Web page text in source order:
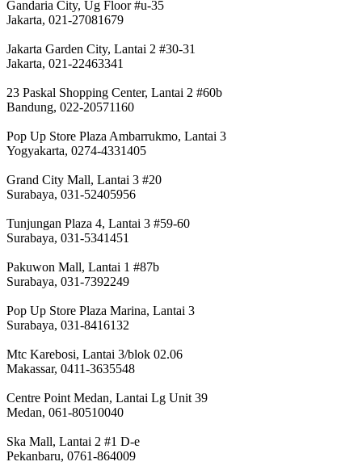
Gandaria City, Ug Floor #u-35
Jakarta, 021-27081679
Jakarta Garden City, Lantai 2 #30-31
Jakarta, 021-22463341
23 Paskal Shopping Center, Lantai 2 #60b
Bandung, 022-20571160
Pop Up Store Plaza Ambarrukmo, Lantai 3
Yogyakarta, 0274-4331405
Grand City Mall, Lantai 3 #20
Surabaya, 031-52405956
Tunjungan Plaza 4, Lantai 3 #59-60
Surabaya, 031-5341451
Pakuwon Mall, Lantai 1 #87b
Surabaya, 031-7392249
Pop Up Store Plaza Marina, Lantai 3
Surabaya, 031-8416132
Mtc Karebosi, Lantai 3/blok 02.06
Makassar, 0411-3635548
Centre Point Medan, Lantai Lg Unit 39
Medan, 061-80510040
Ska Mall, Lantai 2 #1 D-e
Pekanbaru, 0761-864009